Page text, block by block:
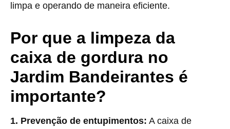
limpa e operando de maneira eficiente.
Por que a limpeza da
caixa de gordura no
Jardim Bandeirantes é
importante?
1. Prevenção de entupimentos: A caixa de